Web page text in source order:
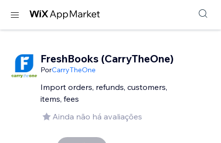
FreshBooks (CarryTheOne)
PorCarryTheOne
Import orders, refunds, customers,
items, fees
Ainda não há avaliações